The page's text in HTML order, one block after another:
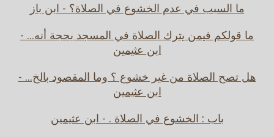
ما السبب في عدم الخشوع في الصلاة؟ - ابن باز
ما قولكم فيمن يترك الصلاة في المسجد بحجة أنه... -
ابن عثيمين
هل تصح الصلاة من غير خشوع ؟ وما المقصود بالخ... -
ابن عثيمين
باب : الخشوع في الصلاة . - ابن عثيمين